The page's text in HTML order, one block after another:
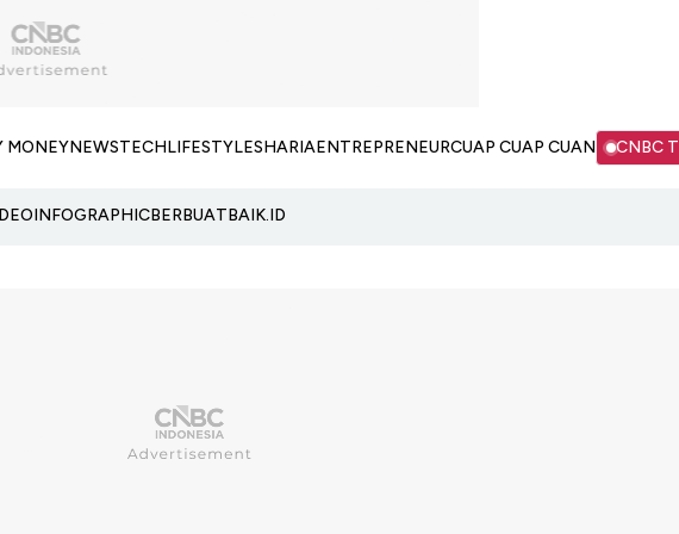
MONEYNEWSTECHLIFESTYLESHARIAENTREPRENEURCUAP CUAP CUAN CNBC
INFOGRAPHICBERBUATBAIK.ID